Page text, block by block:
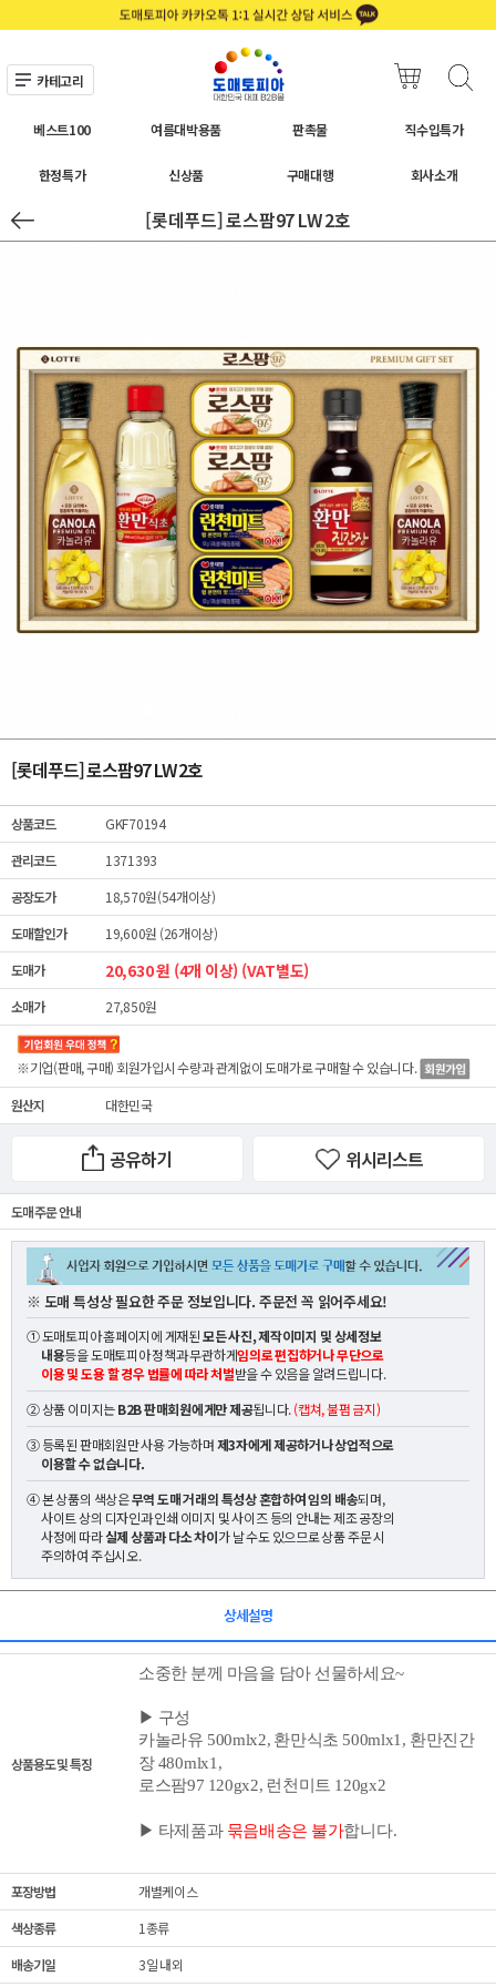
카테고리
베스트100 여름대박용품 판촉물 직수입특가
한정특가 신상품 구매대행 회사소개
[롯데푸드] 로스팜97 LW 2호
[롯데푸드] 로스팜97 LW 2호
상품코드
GKF70194
관리코드
1371393
공장도가
18,570원(54개이상)
도매할인가
19,600원 (26개이상)
도매가
20,630 원 (4개 이상) (VAT별도)
소매가 27,850원
※기업(판매, 구매) 회원가입시 수량과 관계없이도매가로 구매할 수 있습니다.
원산지 대한민국
공유하기 위시리스트
도매 주문 안내
※ 도매 특성상 필요한 주문 정보입니다. 주문전 꼭 읽어주세요!
① 도매토피아 홈페이지에 게재된모든 사진, 제작이미지 및 상세정보
내용등을 도매토피아 정책과 무관하게임의로 편집하거나 무단으로
이용 및 도용 할 경우 법률에 따라 처벌받을 수 있음을 알려드립니다.
② 상품 이미지는B2B 판매회원에게만 제공됩니다.(캡쳐, 불펌 금지)
③ 등록된 판매회원만 사용 가능하며제3자에게 제공하거나 상업적으로
이용할 수 없습니다.
④ 본 상품의 색상은무역 도매 거래의 특성상 혼합하여 임의 배송되며,
사이트 상의 디자인과 인쇄 이미지 및 사이즈 등의 안내는 제조 공장의
사정에 따라실제 상품과 다소 차이가 날 수도 있으므로 상품 주문 시
주의하여 주십시오.
상세설명
상품용도 및 특징
소중한 분께 마음을 담아 선물하세요~
▶ 구성
카놀라유 500mlx2, 환만식초 500mlx1 , 환만진간
장 480mlx1 ,
로스팜97 120gx2, 런천미트 120gx2
▶ 타제품과 묶음배송은 불가합니다.
포장방법
개별케이스
색상종류
1종류
배송기일
3일 내외